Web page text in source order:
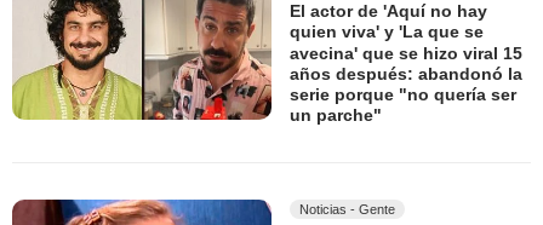
El actor de 'Aquí no hay
quien viva' y 'La que se
avecina' que se hizo viral 15
años después: abandonó la
serie porque "no quería ser
un parche"
Noticias - Gente